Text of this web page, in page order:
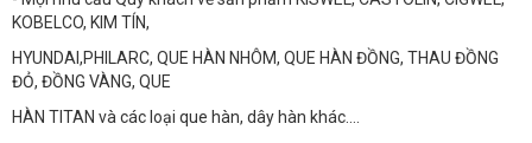
KOBELCO, KIM TÍN,
HYUNDAI,PHILARC, QUE HÀN NHÔM, QUE HÀN ĐỒNG, THAU ĐỒNG
ĐỎ, ĐỒNG VÀNG, QUE
HÀN TITAN và các loại que hàn, dây hàn khác….